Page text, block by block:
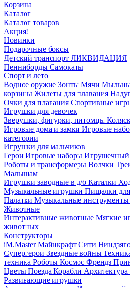
Корзина
Каталог
Каталог товаров
Акция!
Новинки
Подарочные боксы
Детский транспорт ЛИКВИДАЦИЯ
Пенниборды Самокаты
Спорт и лето
Водное оружие Зонты Мячи
корзины Жилеты для плавания
Очки для плавания Спортивные
Игрушки для девочек
Зверушки, фигурки, питомцы
Игровые дома и замки Игровые
категории
Игрушки для мальчиков
Герои Игровые наборы Игрушечный
Роботы и трансформеры Волчки
Малышам
Игрушки заводные в д/б Каталки
Музыкальные игрушки Пищалки
Палатки Музыкальные инструменты
Животные
Интерактивные животные Мягкие
животных
Конструкторы
iM.Master Майнкрафт Сити Ниндзяго
Супергерои Звездные войны
техника Роботы Космос Френдз
Цветы Поезда Корабли Архитектура
Развивающие игрушки